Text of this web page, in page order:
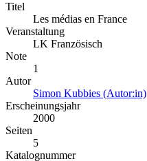
Titel
Les médias en France
Veranstaltung
LK Französisch
Note
1
Autor
Simon Kubbies (Autor:in)
Erscheinungsjahr
2000
Seiten
5
Katalognummer